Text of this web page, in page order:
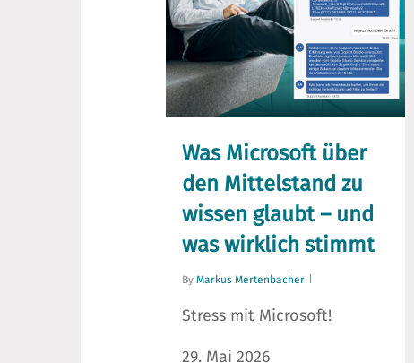
Was Microsoft über
den Mittelstand zu
wissen glaubt – und
was wirklich stimmt
By Markus Mertenbacher
Stress mit Microsoft!
29. Mai 2026